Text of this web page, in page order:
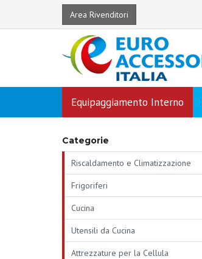
Area Rivenditori
Equipaggiamento Interno
Categorie
Riscaldamento e Climatizzazione
Frigoriferi
Cucina
Utensili da Cucina
Attrezzature per la Cellula